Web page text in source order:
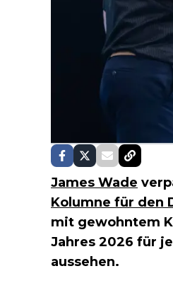
James Wade
Kolumne für den
mit gewohntem
Jahres 2026 für
aussehen.